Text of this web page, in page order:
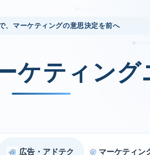
、マーケティングの意思決定を前へ
ケティング
広告・アドテク